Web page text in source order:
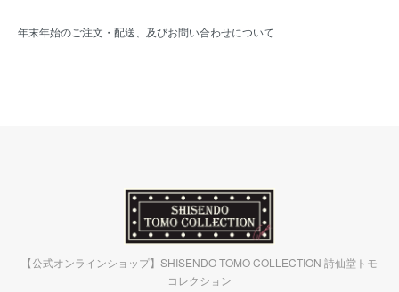
年末年始のご注文・配送、及びお問い合わせについて
【公式オンラインショップ】SHISENDO TOMO COLLECTION 詩仙堂トモ
コレクション